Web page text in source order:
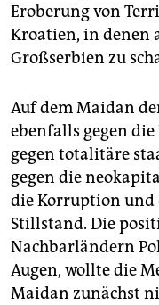
Eroberung von
Kroatien, in denen
Großserbien zu
Auf dem Maidan
ebenfalls gegen
gegen totalitäre
gegen die
die Korruption und
Stillstand. Die
Nachbarländern
Augen, wollte die
Maidan zunächst